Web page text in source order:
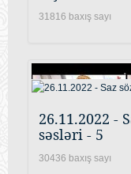
31816 baxış sayı
26.11.2022 -
səsləri - 5
30436 baxış sayı